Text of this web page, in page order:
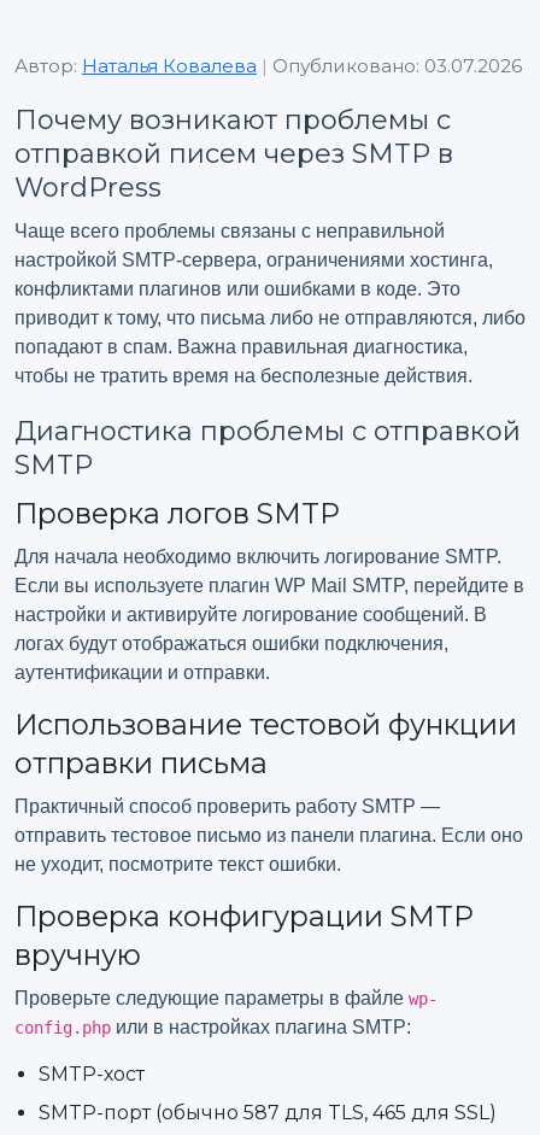
Автор: Наталья Ковалева | Опубликовано: 03.07.2026
Почему возникают проблемы с
отправкой писем через SMTP в
WordPress
Чаще всего проблемы связаны с неправильной
настройкой SMTP-сервера, ограничениями хостинга,
конфликтами плагинов или ошибками в коде. Это
приводит к тому, что письма либо не отправляются, либо
попадают в спам. Важна правильная диагностика,
чтобы не тратить время на бесполезные действия.
Диагностика проблемы с отправкой
SMTP
Проверка логов SMTP
Для начала необходимо включить логирование SMTP.
Если вы используете плагин WP Mail SMTP, перейдите в
настройки и активируйте логирование сообщений. В
логах будут отображаться ошибки подключения,
аутентификации и отправки.
Использование тестовой функции
отправки письма
Практичный способ проверить работу SMTP —
отправить тестовое письмо из панели плагина. Если оно
не уходит, посмотрите текст ошибки.
Проверка конфигурации SMTP
вручную
Проверьте следующие параметры в файле wp-
config.php или в настройках плагина SMTP:
SMTP-хост
SMTP-порт (обычно 587 для TLS, 465 для SSL)